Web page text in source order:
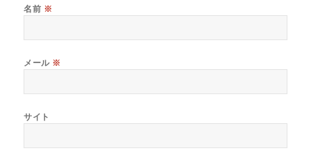
名前 ※
メール ※
サイト